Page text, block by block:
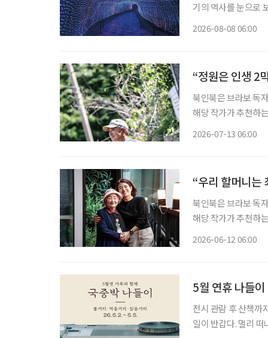
기의 역사를 눈으로
2026-08-08 06:00
“정원은 인생 2
북인북은 브라보 독
해당 작가가 추천하는 책도 함께 즐겨보
2026-07-13 06:00
“우리 할머니는
북인북은 브라보 독
해당 작가가 추천하는 책도 함께 즐겨보
2026-06-12 06:00
5월 연휴 나들
전시 관람 후 산책까지, 가족과 함
일이 반갑다. 멀리